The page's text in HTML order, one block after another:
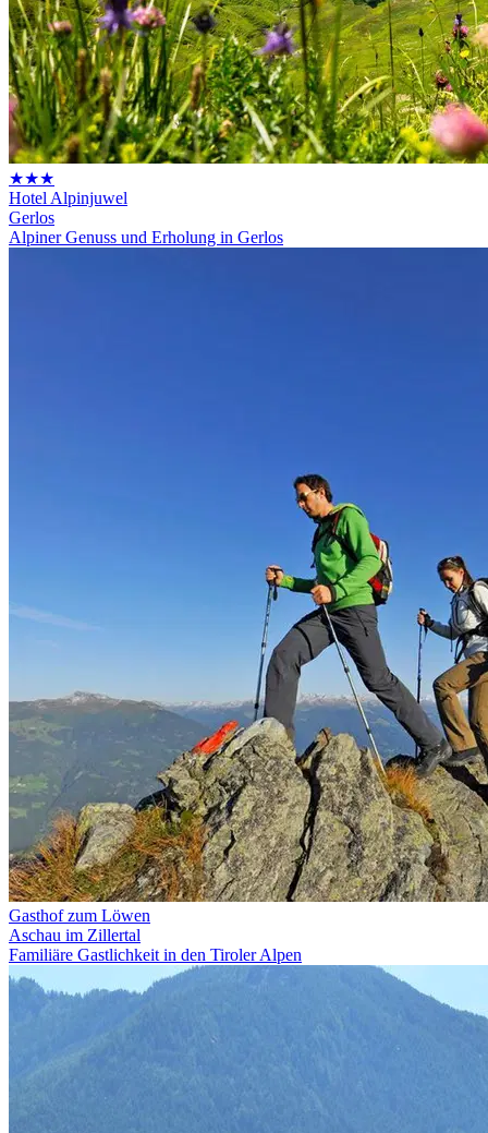
★★★
Hotel Alpinjuwel
Gerlos
Alpiner Genuss und Erholung in Gerlos
Gasthof zum Löwen
Aschau im Zillertal
Familiäre Gastlichkeit in den Tiroler Alpen